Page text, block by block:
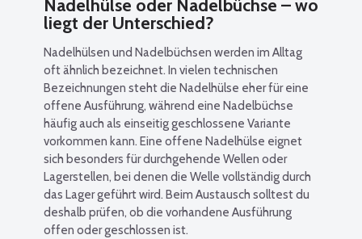
Nadelhülse oder Nadelbüchse – wo
liegt der Unterschied?
Nadelhülsen und Nadelbüchsen werden im Alltag
oft ähnlich bezeichnet. In vielen technischen
Bezeichnungen steht die Nadelhülse eher für eine
offene Ausführung, während eine Nadelbüchse
häufig auch als einseitig geschlossene Variante
vorkommen kann. Eine offene Nadelhülse eignet
sich besonders für durchgehende Wellen oder
Lagerstellen, bei denen die Welle vollständig durch
das Lager geführt wird. Beim Austausch solltest du
deshalb prüfen, ob die vorhandene Ausführung
offen oder geschlossen ist.